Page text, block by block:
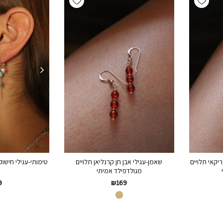
תלויים
שאמן-עגילי אבן חן קרנליאן תלויים
מגולדפילד אמיתי
₪169
טימותי-עגילי